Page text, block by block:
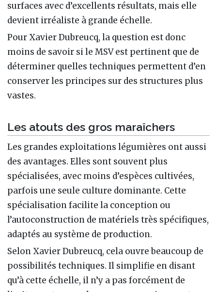
surfaces avec d’excellents résultats, mais elle
devient irréaliste à grande échelle.
Pour Xavier Dubreucq, la question est donc
moins de savoir si le MSV est pertinent que de
déterminer quelles techniques permettent d’en
conserver les principes sur des structures plus
vastes.
Les atouts des gros maraîchers
Les grandes exploitations légumières ont aussi
des avantages. Elles sont souvent plus
spécialisées, avec moins d’espèces cultivées,
parfois une seule culture dominante. Cette
spécialisation facilite la conception ou
l’autoconstruction de matériels très spécifiques,
adaptés au système de production.
Selon Xavier Dubreucq, cela ouvre beaucoup de
possibilités techniques. Il simplifie en disant
qu’à cette échelle, il n’y a pas forcément de